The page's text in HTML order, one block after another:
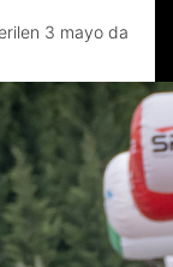
3 mayo da